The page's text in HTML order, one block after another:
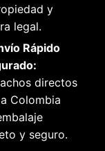
y
legal.
Rápido
directos
Colombia
y seguro.